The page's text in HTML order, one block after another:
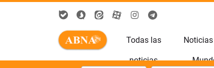
Todas las
noticias